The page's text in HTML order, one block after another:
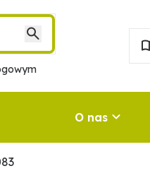
O nas